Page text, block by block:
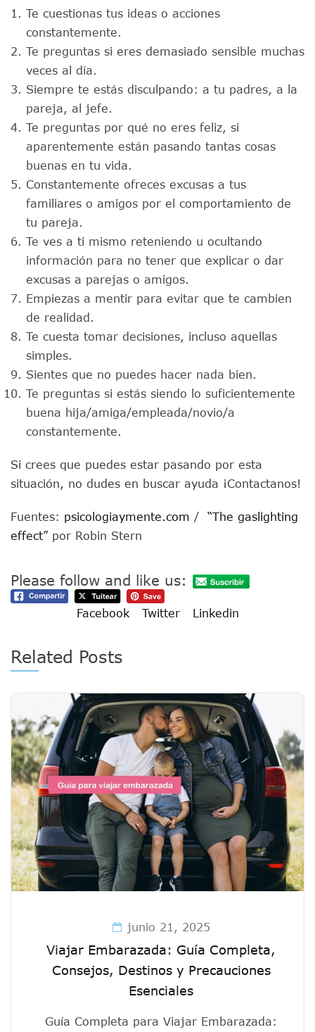
Te cuestionas tus ideas o acciones
constantemente.
Te preguntas si eres demasiado sensible muchas
veces al día.
Siempre te estás disculpando: a tu padres, a la
pareja, al jefe.
Te preguntas por qué no eres feliz, si
aparentemente están pasando tantas cosas
buenas en tu vida.
Constantemente ofreces excusas a tus
familiares o amigos por el comportamiento de
tu pareja.
Te ves a ti mismo reteniendo u ocultando
información para no tener que explicar o dar
excusas a parejas o amigos.
Empiezas a mentir para evitar que te cambien
de realidad.
Te cuesta tomar decisiones, incluso aquellas
simples.
Sientes que no puedes hacer nada bien.
Te preguntas si estás siendo lo suficientemente
buena hija/amiga/empleada/novio/a
constantemente.
Si crees que puedes estar pasando por esta
situación, no dudes en buscar ayuda ¡Contactanos!
Fuentes: psicologiaymente.com / “The gaslighting
effect”por Robin Stern
Please follow and like us:
Facebook Twitter Linkedin
Related Posts
junio 21, 2025
Viajar Embarazada: Guía Completa,
Consejos, Destinos y Precauciones
Esenciales
Guía Completa para Viajar Embarazada: